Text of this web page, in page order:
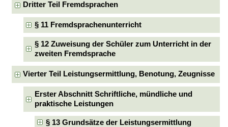
Dritter Teil Fremdsprachen
§ 11 Fremdsprachenunterricht
§ 12 Zuweisung der Schüler zum Unterricht in der
zweiten Fremdsprache
Vierter Teil Leistungsermittlung, Benotung, Zeugnisse
Erster Abschnitt Schriftliche, mündliche und
praktische Leistungen
§ 13 Grundsätze der Leistungsermittlung